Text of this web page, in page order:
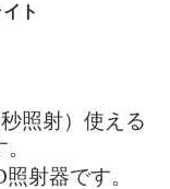
ト
照射）使える
。
射器です。